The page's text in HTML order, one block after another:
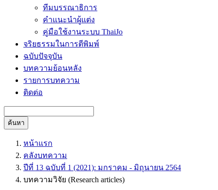
ทีมบรรณาธิการ
คำแนะนำผู้แต่ง
คู่มือใช้งานระบบ ThaiJo
จริยธรรมในการตีพิมพ์
ฉบับปัจจุบัน
บทความย้อนหลัง
รายการบทความ
ติดต่อ
ค้นหา
หน้าแรก
คลังบทความ
ปีที่ 13 ฉบับที่ 1 (2021): มกราคม - มิถุนายน 2564
บทความวิจัย (Research articles)